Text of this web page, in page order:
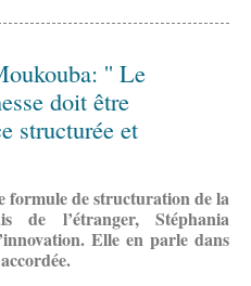
'' Le
doit être
structurée et
formule de structuration de la
de l’étranger, Stéphania
Elle en parle dans